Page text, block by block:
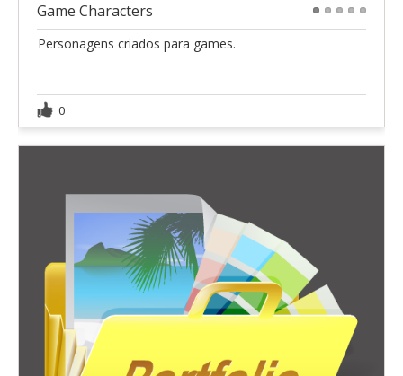
Game Characters
Personagens criados para games.
0